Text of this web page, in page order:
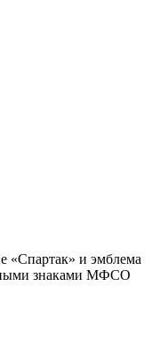
«Спартак» и эмблема
знаками МФСО